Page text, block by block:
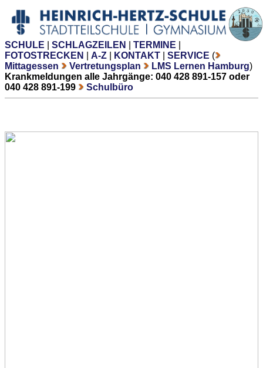
SCHULE SCHLAGZEILEN TERMINE
FOTOSTRECKEN
A-Z KONTAKT SERVICE (
Mittagessen
Vertretungsplan LMS Lernen Hamburg)
Krankmeldungen alle Jahrgänge: 040 428 891-157 oder
040 428 891-199
Schulbüro